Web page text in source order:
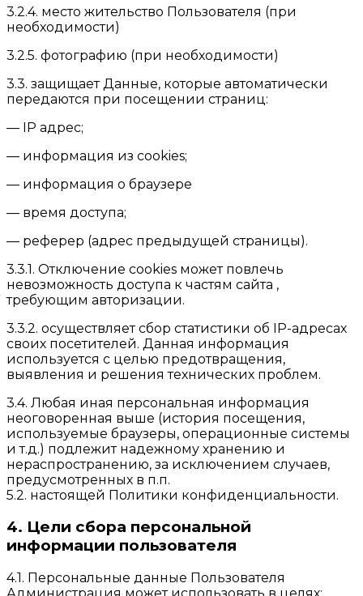
3.2.4. место жительство Пользователя (при
необходимости)
3.2.5. фотографию (при необходимости)
3.3. защищает Данные, которые автоматически
передаются при посещении страниц:
— IP адрес;
— информация из cookies;
— информация о браузере
— время доступа;
— реферер (адрес предыдущей страницы).
3.3.1. Отключение cookies может повлечь
невозможность доступа к частям сайта ,
требующим авторизации.
3.3.2. осуществляет сбор статистики об IP-адресах
своих посетителей. Данная информация
используется с целью предотвращения,
выявления и решения технических проблем.
3.4. Любая иная персональная информация
неоговоренная выше (история посещения,
используемые браузеры, операционные системы
и т.д.) подлежит надежному хранению и
нераспространению, за исключением случаев,
предусмотренных в п.п.
5.2. настоящей Политики конфиденциальности.
4. Цели сбора персональной
информации пользователя
4.1. Персональные данные Пользователя